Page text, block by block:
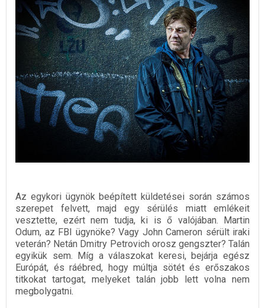
Az egykori ügynök beépített küldetései során számos
szerepet felvett, majd egy sérülés miatt emlékeit
vesztette, ezért nem tudja, ki is ő valójában. Martin
Odum, az FBI ügynöke? Vagy John Cameron sérült iraki
veterán? Netán Dmitry Petrovich orosz gengszter? Talán
egyikük sem. Míg a válaszokat keresi, bejárja egész
Európát, és ráébred, hogy múltja sötét és erőszakos
titkokat tartogat, melyeket talán jobb lett volna nem
megbolygatni.